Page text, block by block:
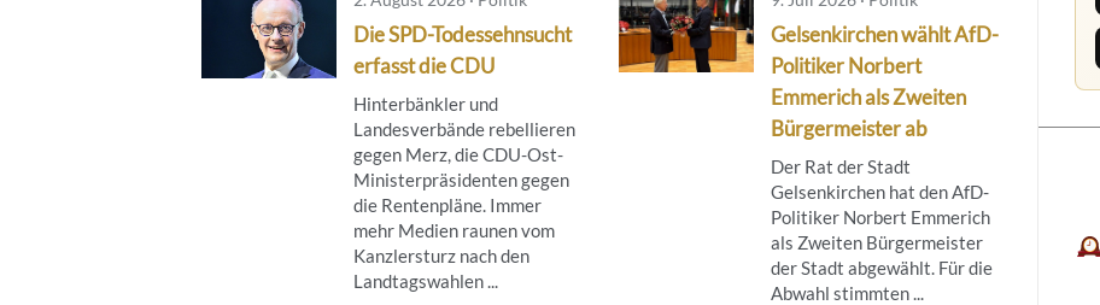
Die SPD-Todessehnsucht
erfasst die CDU
Hinterbänkler und
Landesverbände rebellieren
gegen Merz, die CDU-Ost-
Ministerpräsidenten gegen
die Rentenpläne. Immer
mehr Medien raunen vom
Kanzlersturz nach den
Landtagswahlen ...
Gelsenkirchen wählt AfD-
Politiker Norbert
Emmerich als Zweiten
Bürgermeister ab
Der Rat der Stadt
Gelsenkirchen hat den AfD-
Politiker Norbert Emmerich
als Zweiten Bürgermeister
der Stadt abgewählt. Für die
Abwahl stimmten ...